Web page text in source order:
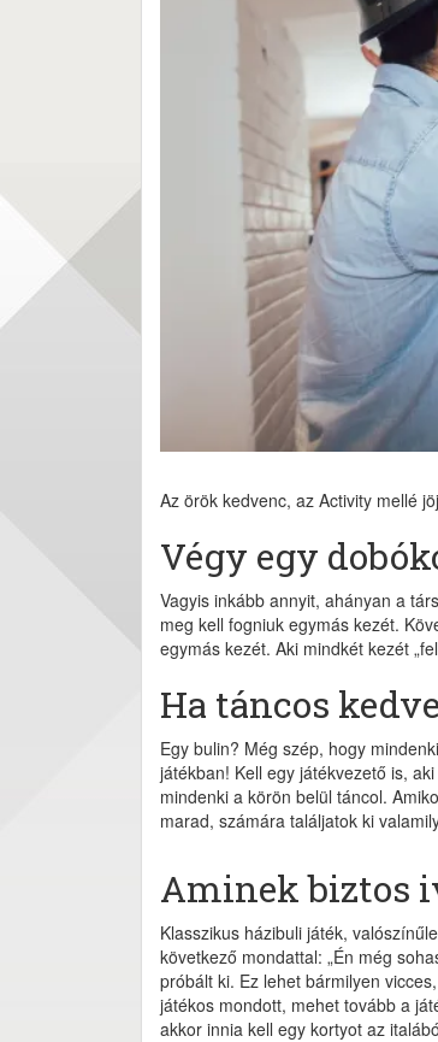
Az örök kedvenc, az Activity mellé
Végy egy
Vagyis inkább annyit, ahányan a
meg kell fogniuk egymás kezét.
egymás kezét. Aki mindkét kezét
Ha táncos
Egy bulin? Még szép, hogy
játékban! Kell egy játékvezető is,
mindenki a körön belül táncol.
marad, számára találjatok ki
Aminek biztos
Klasszikus házibuli játék,
következő mondattal: „Én még
próbált ki. Ez lehet bármilyen
játékos mondott, mehet tovább a
akkor innia kell egy kortyot az